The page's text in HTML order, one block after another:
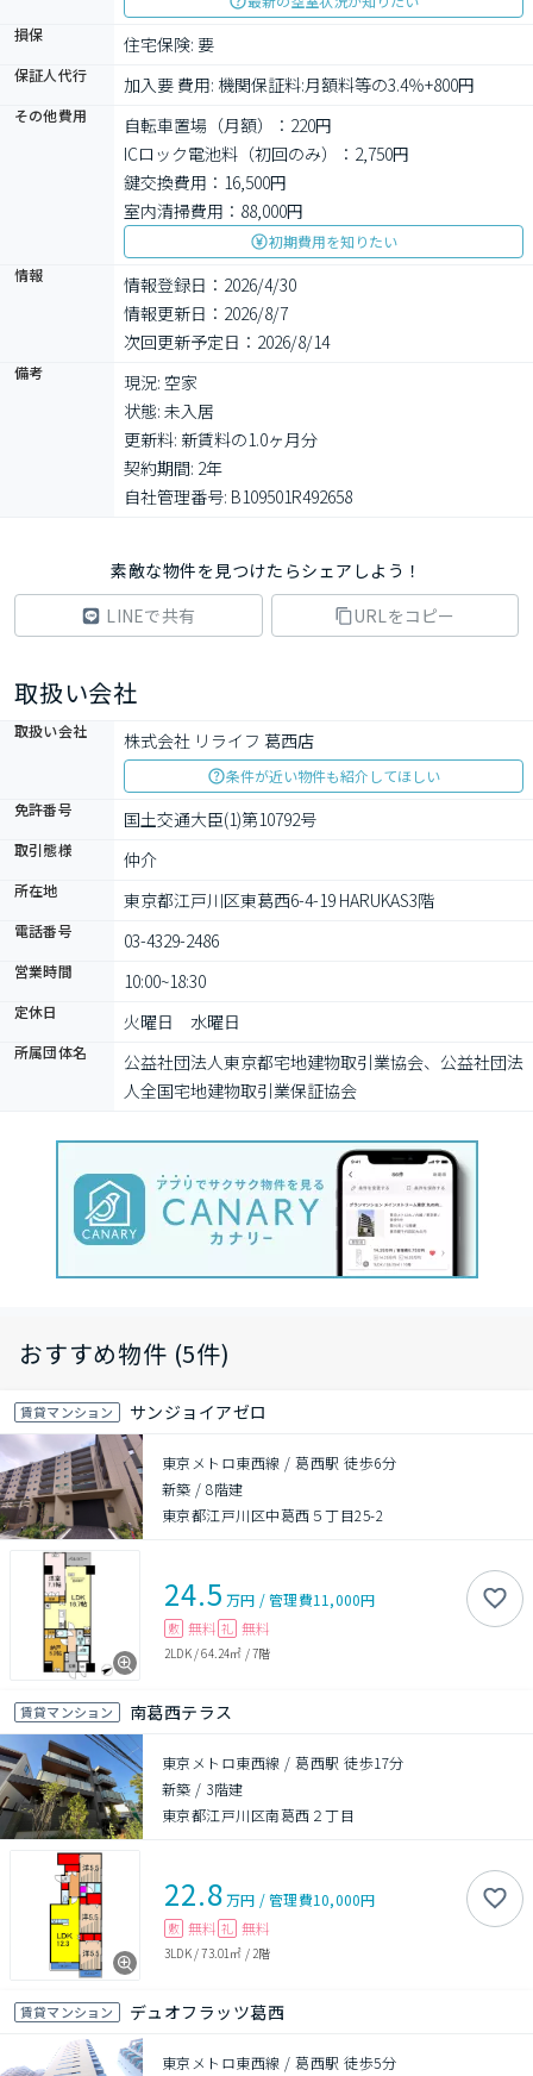
損保
住宅保険: 要
保証人代行 加入要 費用: 機関保証料:月額料等の3.4％+800円
その他費用
自転車置場（月額）：220円
ICロック電池料（初回のみ）：2,750円
鍵交換費用：16,500円
室内清掃費用：88,000円
初期費用を知りたい
情報
情報登録日：2026/4/30
情報更新日：2026/8/7
次回更新予定日：2026/8/14
備考
現況: 空家
状態: 未入居
更新料: 新賃料の1.0ヶ月分
契約期間: 2年
自社管理番号: B109501R492658
素敵な物件を見つけたらシェアしよう！
LINEで共有
URLをコピー
取扱い会社
取扱い会社 株式会社 リライフ 葛西店
条件が近い物件も紹介してほしい
免許番号
国土交通大臣(1)第10792号
取引態様 仲介
所在地 東京都江戸川区東葛西6-4-19 HARUKAS3階
電話番号 03-4329-2486
営業時間 10:00~18:30
定休日 火曜日　水曜日
所属団体名
公益社団法⼈東京都宅地建物取引業協会、公益社団法
⼈全国宅地建物取引業保証協会
おすすめ物件 (5件)
賃貸マンション サンジョイアゼロ
東京メトロ東西線 / 葛西駅 徒歩6分
新築 /8階建
東京都江戸川区中葛西５丁目25-2
24.5 万円 /管理費11,000円
敷 無料 礼 無料
2LDK/64.24㎡ /7階
賃貸マンション 南葛西テラス
東京メトロ東西線 / 葛西駅 徒歩17分
新築 / 3階建
東京都江戸川区南葛西２丁目
22.8万円 /管理費10,000円
敷 無料 礼 無料
3LDK/73.01㎡ / 2階
賃貸マンション デュオフラッツ葛西
東京メトロ東西線 / 葛西駅 徒歩5分